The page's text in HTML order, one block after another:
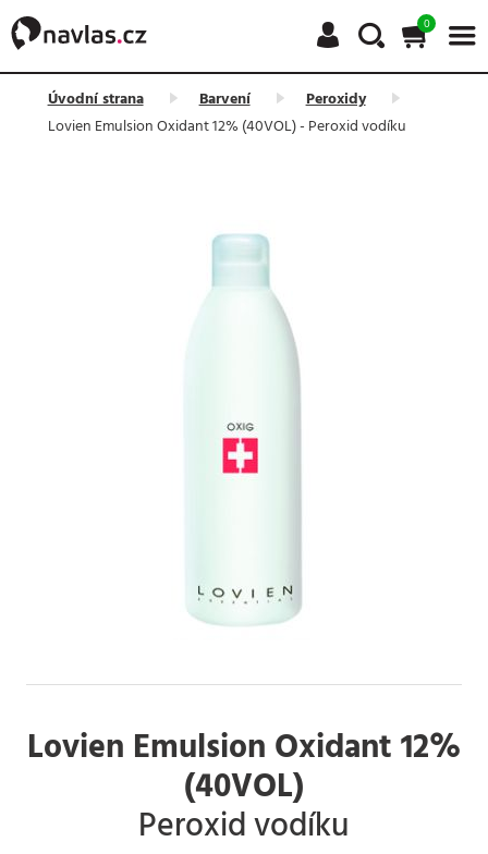
0
Úvodní strana Barvení
Peroxidy
Lovien Emulsion Oxidant 12% (40VOL) - Peroxid vodíku
Lovien Emulsion Oxidant 12%
(40VOL)
Peroxid vodíku